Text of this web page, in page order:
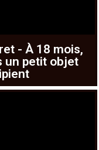
- À 18 mois,
un petit objet